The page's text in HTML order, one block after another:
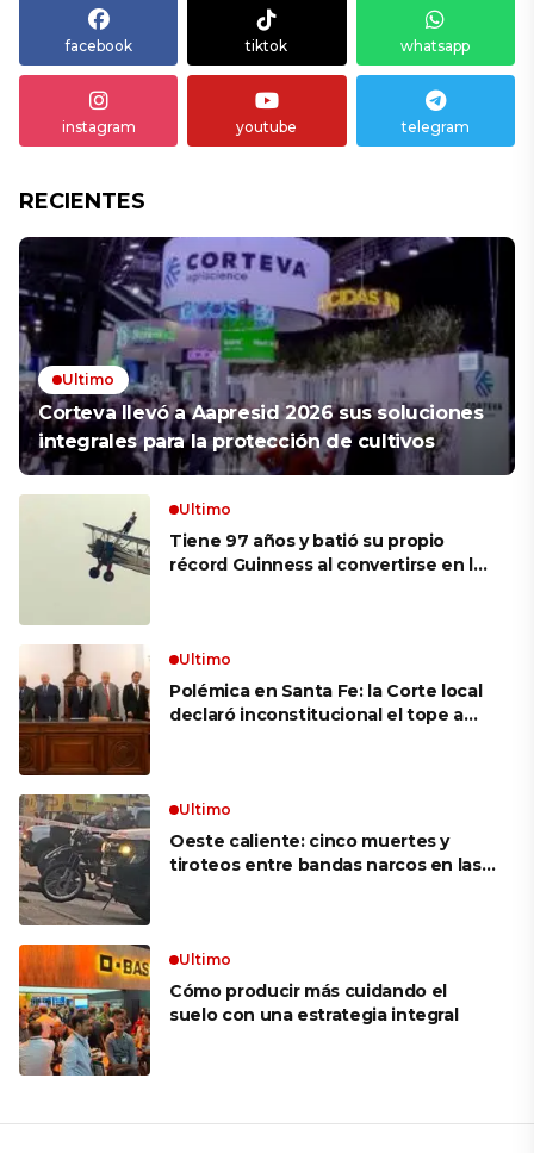
facebook tiktok whatsapp
instagram youtube telegram
RECIENTES
Ultimo
Corteva llevó a Aapresid 2026 sus soluciones
integrales para la protección de cultivos
Ultimo
Tiene 97 años y batió su propio
récord Guinness al convertirse en la
puedo’ no existen en mi vocabulario»
Ultimo
Polémica en Santa Fe: la Corte local
declaró inconstitucional el tope a
Ultimo
Oeste caliente: cinco muertes y
tiroteos entre bandas narcos en las
Ultimo
Cómo producir más cuidando el
suelo con una estrategia integral